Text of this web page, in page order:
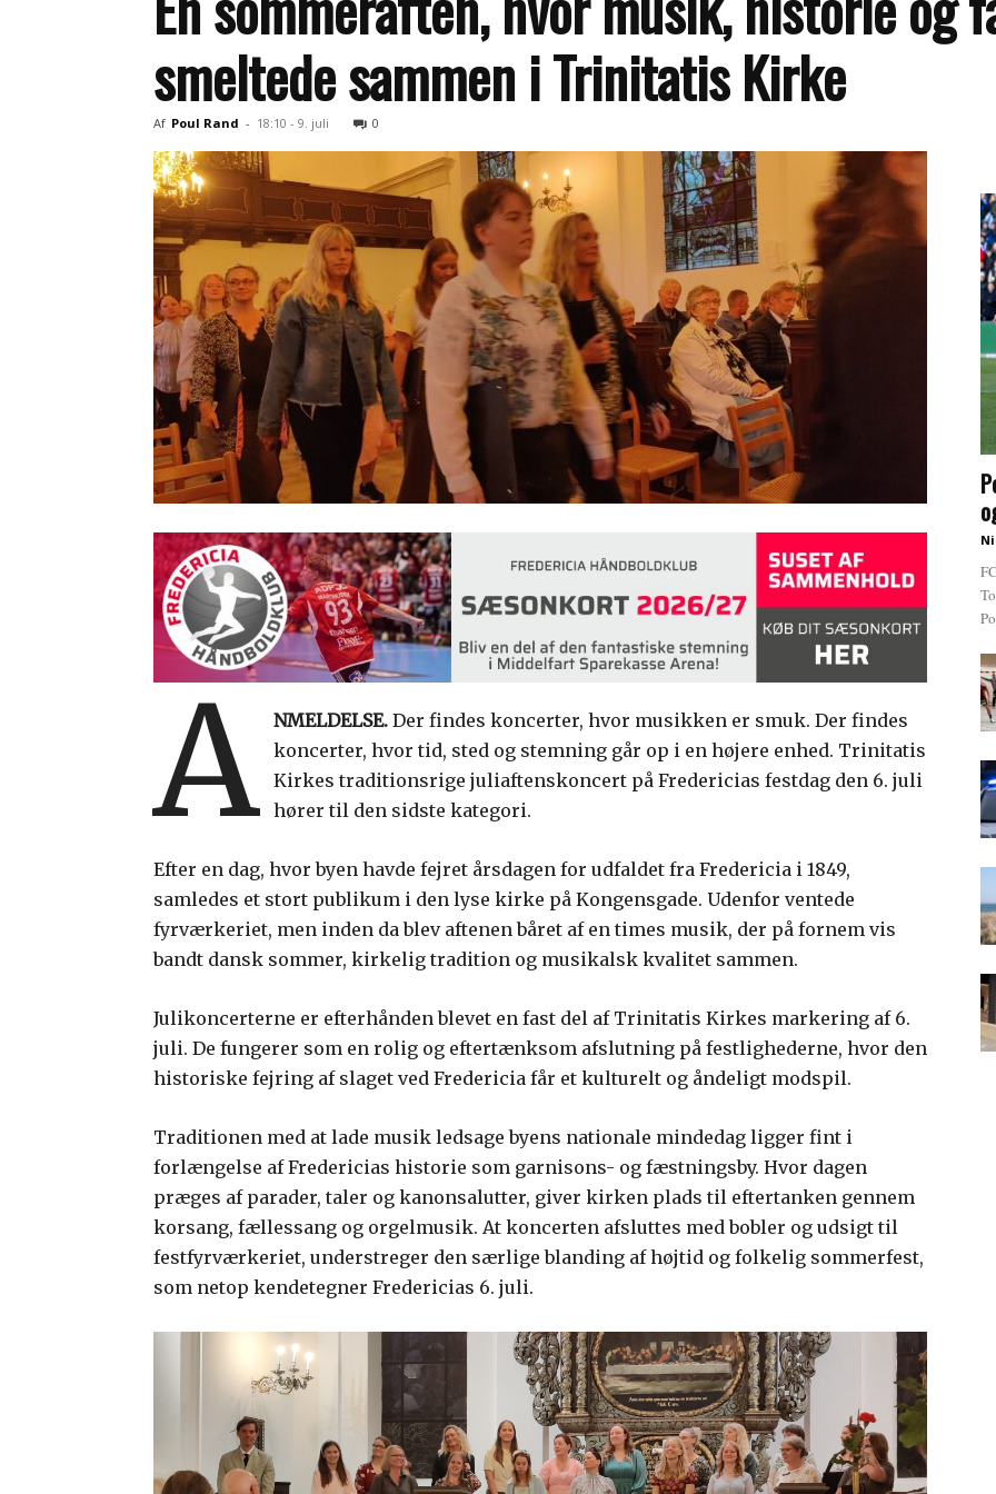
smeltede sammen i Trinitatis Kirke
Af Poul Rand - 18:10 - 9. juli 0
A NMELDELSE. Der findes koncerter, hvor musikken er smuk. Der findes
koncerter, hvor tid, sted og stemning går op i en højere enhed. Trinitatis
Kirkes traditionsrige juliaftenskoncert på Fredericias festdag den 6. juli
hører til den sidste kategori.
Efter en dag, hvor byen havde fejret årsdagen for udfaldet fra Fredericia i 1849,
samledes et stort publikum i den lyse kirke på Kongensgade. Udenfor ventede
fyrværkeriet, men inden da blev aftenen båret af en times musik, der på fornem vis
bandt dansk sommer, kirkelig tradition og musikalsk kvalitet sammen.
Julikoncerterne er efterhånden blevet en fast del af Trinitatis Kirkes markering af 6.
juli. De fungerer som en rolig og eftertænksom afslutning på festlighederne, hvor den
historiske fejring af slaget ved Fredericia får et kulturelt og åndeligt modspil.
Traditionen med at lade musik ledsage byens nationale mindedag ligger fint i
forlængelse af Fredericias historie som garnisons- og fæstningsby. Hvor dagen
præges af parader, taler og kanonsalutter, giver kirken plads til eftertanken gennem
korsang, fællessang og orgelmusik. At koncerten afsluttes med bobler og udsigt til
festfyrværkeriet, understreger den særlige blanding af højtid og folkelig sommerfest,
som netop kendetegner Fredericias 6. juli.